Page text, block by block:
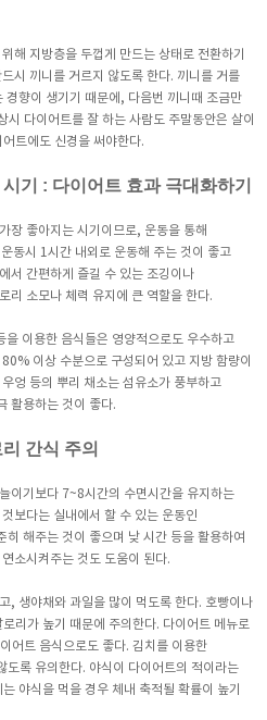
해 지방층을 두껍게 만드는 상태로 전환하기
시 끼니를 거르지 않도록 한다. 끼니를 거를
향이 생기기 때문에, 다음번 끼니때 조금만
시 다이어트를 잘 하는 사람도 주말동안은 살이
트에도 신경을 써야한다.
기 : 다이어트 효과 극대화하기
장 좋아지는 시기이므로, 운동을 통해
동시 1시간 내외로 운동해 주는 것이 좋고
서 간편하게 즐길 수 있는 조깅이나
리 소모나 체력 유지에 큰 역할을 한다.
이용한 음식들은 영양적으로도 우수하고
이상 수분으로 구성되어 있고 지방 함량이
엉 등의 뿌리 채소는 섬유소가 풍부하고
활용하는 것이 좋다.
간식 주의
이기보다 7~8시간의 수면시간을 유지하는
보다는 실내에서 할 수 있는 운동인
히 해주는 것이 좋으며 낮 시간 등을 활용하여
소시켜주는 것도 도움이 된다.
, 생야채와 과일을 많이 먹도록 한다. 호빵이나
리가 높기 때문에 주의한다. 다이어트 메뉴로
어트 음식으로도 좋다. 김치를 이용한
도록 유의한다. 야식이 다이어트의 적이라는
야식을 먹을 경우 체내 축적될 확률이 높기